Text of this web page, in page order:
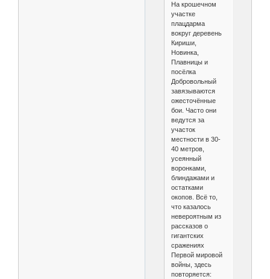
На крошечном
участке
плацдарма
вокруг деревень
Кириши,
Новинка,
Плавницы и
посёлка
Добровольный
завязываются
ожесточённые
бои. Часто они
ведутся за
участок
местности в 30-
40 метров,
усеянный
воронками,
блиндажами и
остатками
окопов. Всё то,
что казалось
невероятным из
рассказов о
гигантских
сражениях
Первой мировой
войны, здесь
повторяется: